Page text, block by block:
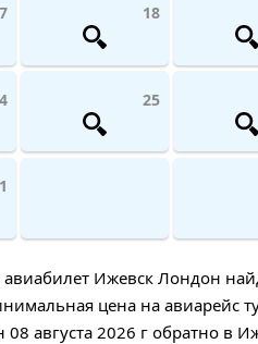
18
25
Ижевск Лондон
цена на авиарейс
августа 2026 г обратно в